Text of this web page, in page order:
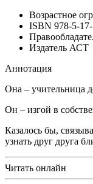
Возрастное
ISBN 978-5-
Издатель АСТ
Аннотация
Она – учительница
Он – изгой в
Казалось бы,
узнать друг друга
Читать онлайн